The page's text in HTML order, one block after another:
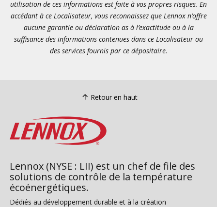
utilisation de ces informations est faite à vos propres risques. En
accédant à ce Localisateur, vous reconnaissez que Lennox n’offre
aucune garantie ou déclaration as à l’exactitude ou à la
suffisance des informations contenues dans ce Localisateur ou
des services fournis par ce dépositaire.
Retour en haut
Lennox (NYSE : LII) est un chef de file des
solutions de contrôle de la température
écoénergétiques.
Dédiés au développement durable et à la création